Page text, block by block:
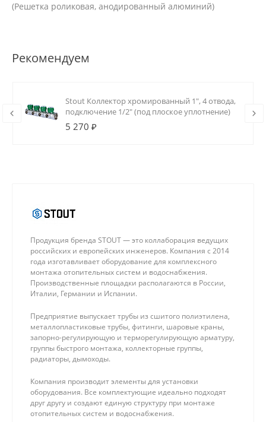
(Решетка роликовая, анодированный алюминий)
Рекомендуем
Stout Коллектор хромированный 1", 4 отвода,
подключение 1/2" (под плоское уплотнение)
5 270 ₽
Продукция бренда STOUT — это коллаборация ведущих
российских и европейских инженеров. Компания с 2014
года изготавливает оборудование для комплексного
монтажа отопительных систем и водоснабжения.
Производственные площадки располагаются в России,
Италии, Германии и Испании.
Предприятие выпускает трубы из сшитого полиэтилена,
металлопластиковые трубы, фитинги, шаровые краны,
запорно-регулирующую и терморегулирующую арматуру,
группы быстрого монтажа, коллекторные группы,
радиаторы, дымоходы.
Компания производит элементы для установки
оборудования. Все комплектующие идеально подходят
друг другу и создают единую структуру при монтаже
отопительных систем и водоснабжения.